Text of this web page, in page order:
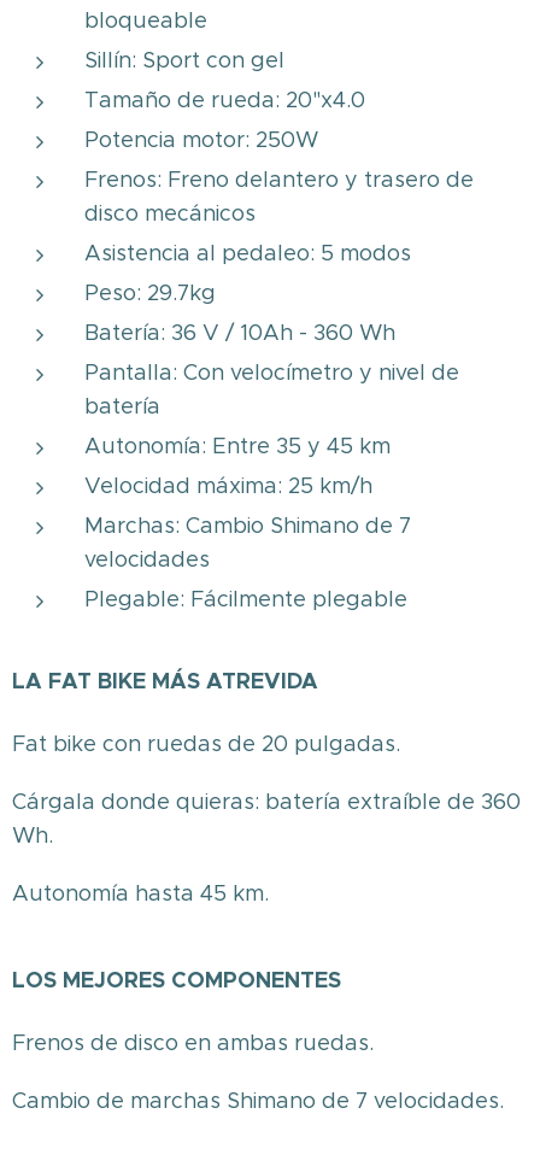
bloqueable
Sillín: Sport con gel
Tamaño de rueda: 20"x4.0
Potencia motor: 250W
Frenos: Freno delantero y trasero de
disco mecánicos
Asistencia al pedaleo: 5 modos
Peso: 29.7kg
Batería: 36 V / 10Ah - 360 Wh
Pantalla: Con velocímetro y nivel de
batería
Autonomía: Entre 35 y 45 km
Velocidad máxima: 25 km/h
Marchas: Cambio Shimano de 7
velocidades
Plegable: Fácilmente plegable
LA FAT BIKE MÁS ATREVIDA
Fat bike con ruedas de 20 pulgadas.
Cárgala donde quieras: batería extraíble de 360
Wh.
Autonomía hasta 45 km.
LOS MEJORES COMPONENTES
Frenos de disco en ambas ruedas.
Cambio de marchas Shimano de 7 velocidades.